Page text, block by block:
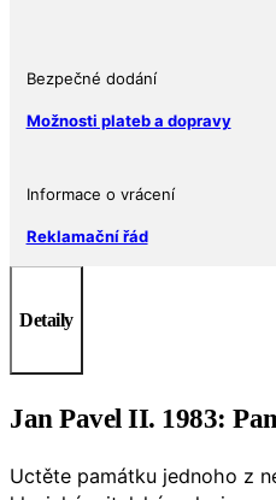
Římě
Ag
Bezpečné dodání
Možnosti plateb a dopravy
Informace o vrácení
Reklamační řád
Detaily
Jan Pavel II. 1983:
Uctěte památku jednoho z